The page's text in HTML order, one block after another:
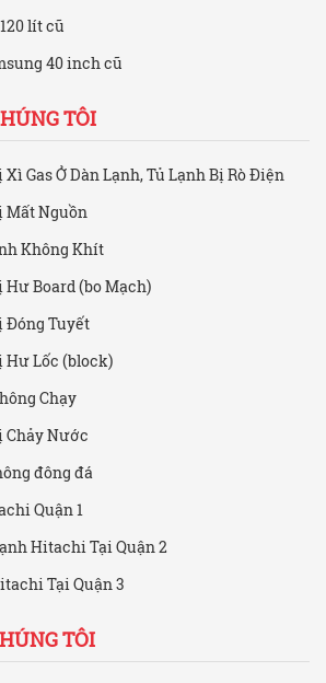
lít cũ
40 inch cũ
TÔI
Gas Ở Dàn Lạnh, Tủ Lạnh Bị Rò Điện
Mất Nguồn
Không Khít
Hư Board (bo Mạch)
Đóng Tuyết
Hư Lốc (block)
Chạy
Chảy Nước
đông đá
Quận 1
Hitachi Tại Quận 2
Tại Quận 3
TÔI